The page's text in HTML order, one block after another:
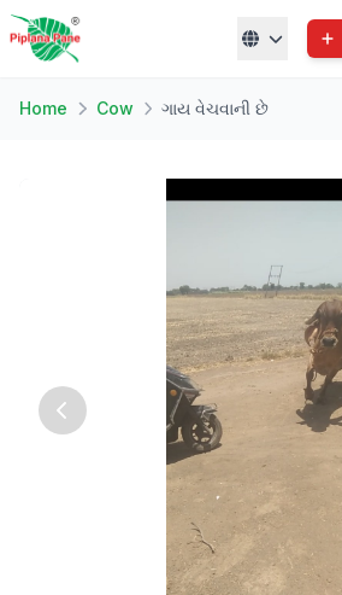
Home Cow ગાય વેચવાની છે